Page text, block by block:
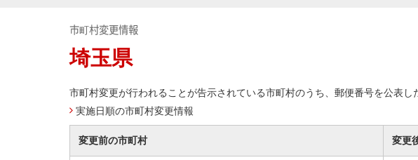
市町村変更情報
埼玉県
市町村変更が行われることが告示されている市町村のうち、郵便番号を公表し
実施日順の市町村変更情報
変更前の市町村 変更